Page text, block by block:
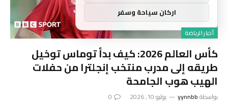
أخبار الرياضة
كأس العالم 2026: كيف بدأ توماس توخيل
طريقه إلى مدرب منتخب إنجلترا من حفلات
الهيب هوب الجامحة
بواسطةyynnbb يوليو 10, 2026 0
اركان سياحة وسفر